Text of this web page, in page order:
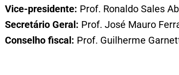
Vice-presidente: Prof. Ronaldo Sales
Secretário Geral: Prof. José Mauro
Conselho fiscal: Prof. Guilherme